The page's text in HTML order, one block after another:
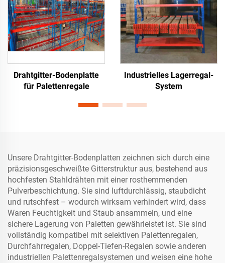
Drahtgitter-Bodenplatte
für Palettenregale
Industrielles Lagerregal-
System
Unsere Drahtgitter-Bodenplatten zeichnen sich durch eine
präzisionsgeschweißte Gitterstruktur aus, bestehend aus
hochfesten Stahldrähten mit einer rosthemmenden
Pulverbeschichtung. Sie sind luftdurchlässig, staubdicht
und rutschfest – wodurch wirksam verhindert wird, dass
Waren Feuchtigkeit und Staub ansammeln, und eine
sichere Lagerung von Paletten gewährleistet ist. Sie sind
vollständig kompatibel mit selektiven Palettenregalen,
Durchfahrregalen, Doppel-Tiefen-Regalen sowie anderen
industriellen Palettenregalsystemen und weisen eine hohe